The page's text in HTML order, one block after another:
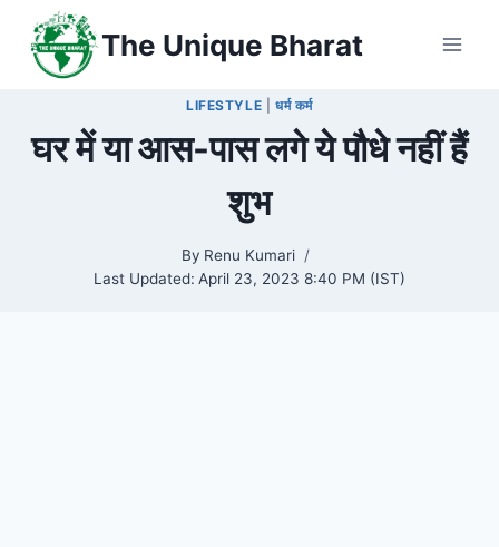
content
The Unique Bharat
LIFESTYLE |धर्म कर्म
घर में या आस-पास लगे ये पौधे नहीं हैं
शुभ
By Renu Kumari
Last Updated: April 23, 2023 8:40 PM (IST)